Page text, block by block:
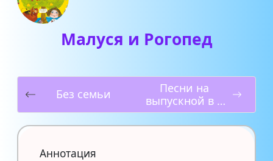
Малуся и Рогопед
Без семьи
Песни на
выпускной в 9
классе
Аннотация